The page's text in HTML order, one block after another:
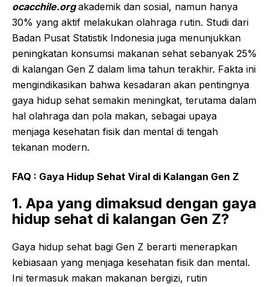
ocacchile.orgakademik dan sosial, namun hanya
30% yang aktif melakukan olahraga rutin. Studi dari
Badan Pusat Statistik Indonesia juga menunjukkan
peningkatan konsumsi makanan sehat sebanyak 25%
di kalangan Gen Z dalam lima tahun terakhir. Fakta ini
mengindikasikan bahwa kesadaran akan pentingnya
gaya hidup sehat semakin meningkat, terutama dalam
hal olahraga dan pola makan, sebagai upaya
menjaga kesehatan fisik dan mental di tengah
tekanan modern.
FAQ : Gaya Hidup Sehat Viral di Kalangan Gen Z
1. Apa yang dimaksud dengan gaya
hidup sehat di kalangan Gen Z?
Gaya hidup sehat bagi Gen Z berarti menerapkan
kebiasaan yang menjaga kesehatan fisik dan mental.
Ini termasuk makan makanan bergizi, rutin